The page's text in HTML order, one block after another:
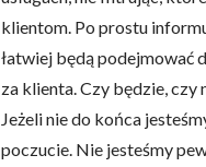
klientom. Po prostu
łatwiej będą podejmować
za klienta. Czy będzie,
Jeżeli nie do końca
poczucie. Nie jesteśmy
na